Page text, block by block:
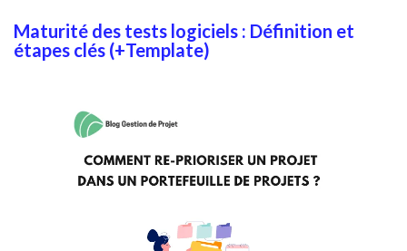
Maturité des tests logiciels : Définition et
étapes clés (+Template)